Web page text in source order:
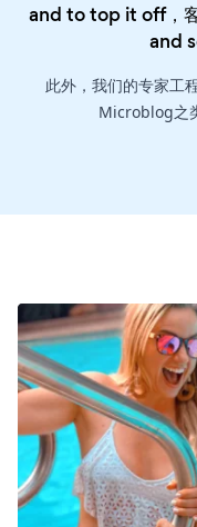
and to top it off，
and
此外，我们的专家工
Microblog之